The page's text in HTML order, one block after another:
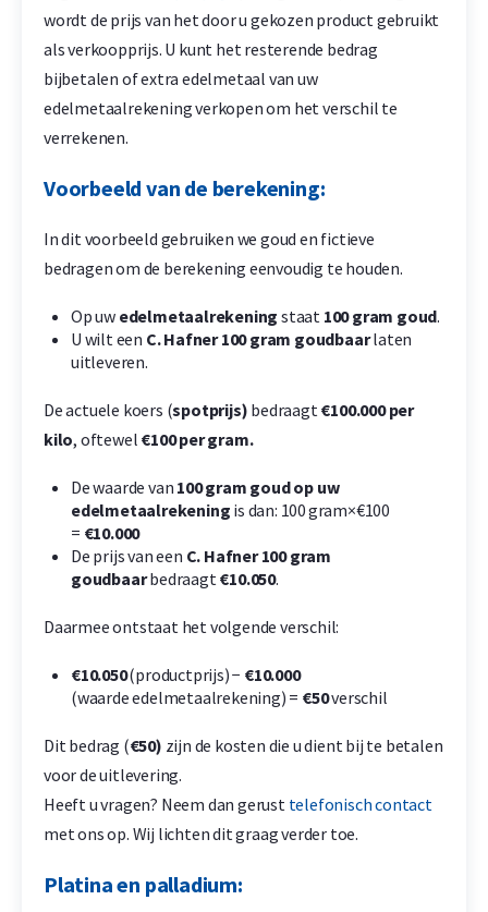
wordt de prijs van het door u gekozen product gebruikt
als verkoopprijs. U kunt het resterende bedrag
bijbetalen of extra edelmetaal van uw
edelmetaalrekening verkopen om het verschil te
verrekenen.
Voorbeeld van de berekening:
In dit voorbeeld gebruiken we goud en fictieve
bedragen om de berekening eenvoudig te houden.
Op uw edelmetaalrekening staat 100 gram goud.
U wilt een C. Hafner100 gram goudbaarlaten
uitleveren.
De actuele koers (spotprijs) bedraagt€100.000 per
kilo, oftewel €100 per gram.
De waarde van 100 gram goud op uw
edelmetaalrekening is dan: 100 gram×€100
= €10.000
De prijs van een C. Hafner 100 gram
goudbaarbedraagt€10.050.
Daarmee ontstaat het volgende verschil:
€10.050(productprijs) − €10.000
(waarde edelmetaalrekening) = €50verschil
Dit bedrag (€50) zijn de kosten die u dient bij te betalen
voor de uitlevering.
Heeft u vragen? Neem dan gerust telefonisch contact
met ons op. Wij lichten dit graag verder toe.
Platina en palladium: